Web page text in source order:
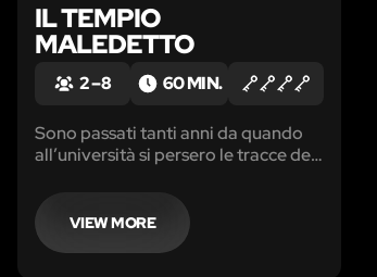
IL TEMPIO
MALEDETTO
2 – 8 60 MIN.
Sono passati tanti anni da quando
all’università si persero le tracce del
partito per un viaggio in Messico
con l’intento di riportare alla luce le
meraviglie della civiltà azteca...
VIEW MORE